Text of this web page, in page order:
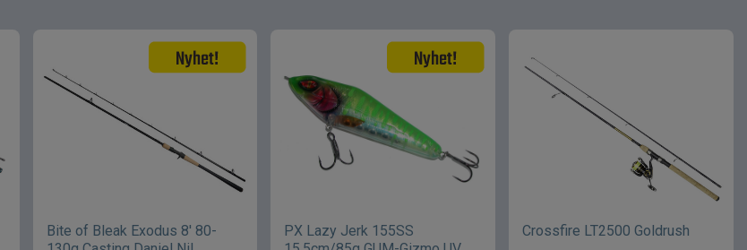
Bite of Bleak Exodus 8' 80-
PX Lazy Jerk 155SS
Crossfire LT2500 Goldrush